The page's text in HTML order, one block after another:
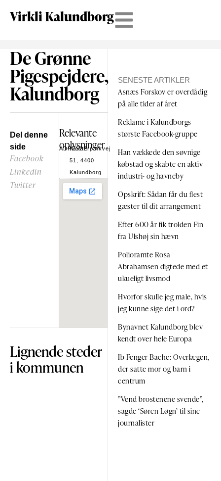
Virkli Kalundborg
De Grønne
Pigespejdere,
Kalundborg
Del denne
side
Facebook
Linkedin
Twitter
Relevante
oplysninger
ADRESSE
Klosterparkvej
51, 4400
Kalundborg
Lignende steder
i kommunen
SENESTE ARTIKLER
Asnæs Forskov er overdådig
på alle tider af året
Reklame i Kalundborgs
største Facebook-gruppe
Han vækkede den søvnige
købstad og skabte en aktiv
industri- og havneby
Opskrift: Sådan får du flest
gæster til dit arrangement
Efter 600 år fik trolden Fin
fra Ulshøj sin hævn
Polioramte Rosa
Abrahamsen digtede med et
ukueligt livsmod
Hvorfor skulle jeg male, hvis
jeg kunne sige det i ord?
Bynavnet Kalundborg blev
kendt over hele Europa
Ib Fenger Bache: Overlægen,
der satte mor og barn i
centrum
”Vend brostenene svende”,
sagde ‘Søren Løgn’ til sine
journalister